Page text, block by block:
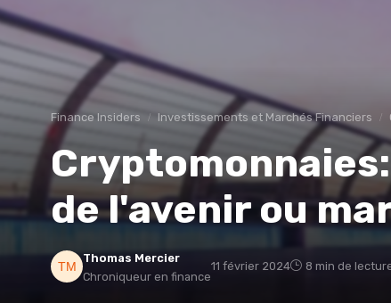
Finance Insiders Investissements et Marchés Financiers
de l'avenir ou
Thomas Mercier
Chroniqueur en finance
11 février 2024 8 min de